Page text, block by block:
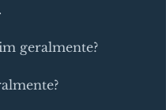
geralmente?